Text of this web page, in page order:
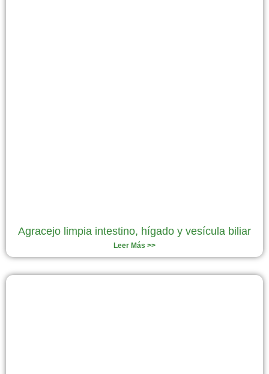
Agracejo limpia intestino, hígado y vesícula biliar
Leer Más >>